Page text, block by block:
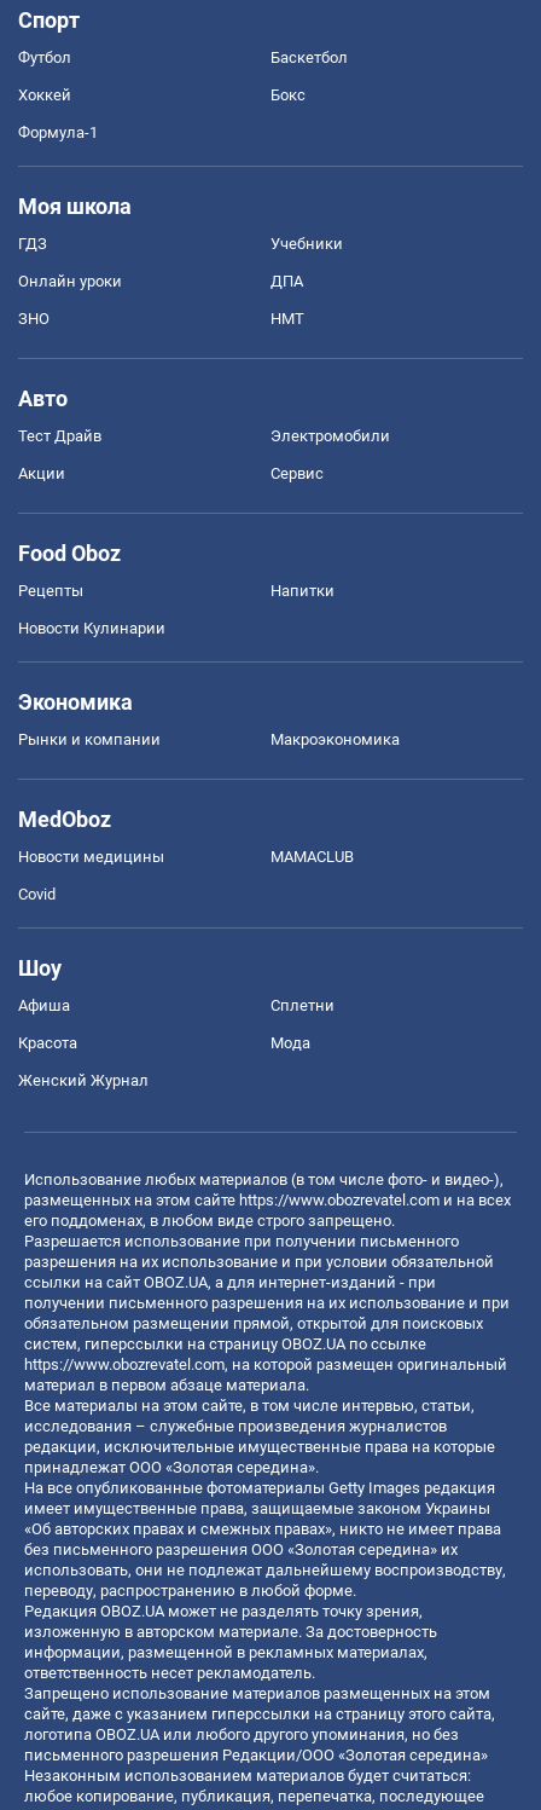
Спорт
Футбол Баскетбол
Хоккей Бокс
Формула-1
Моя школа
ГДЗ Учебники
Онлайн уроки ДПА
ЗНО НМТ
Авто
Тест Драйв Электромобили
Акции Сервис
Food Oboz
Рецепты Напитки
Новости Кулинарии
Экономика
Рынки и компании Mакроэкономика
MedOboz
Новости медицины MAMACLUB
Covid
Шоу
Афиша Сплетни
Красота Мода
Женский Журнал
Использование любых материалов (в том числе фото- и видео-),
размещенных на этом сайте https://www.obozrevatel.com и на всех
его поддоменах, в любом виде строго запрещено.
Разрешается использование при получении письменного
разрешения на их использование и при условии обязательной
ссылки на сайт OBOZ.UA, а для интернет-изданий - при
получении письменного разрешения на их использование и при
обязательном размещении прямой, открытой для поисковых
систем, гиперссылки на страницу OBOZ.UA по ссылке
https://www.obozrevatel.com, на которой размещен оригинальный
материал в первом абзаце материала.
Все материалы на этом сайте, в том числе интервью, статьи,
исследования – служебные произведения журналистов
редакции, исключительные имущественные права на которые
принадлежат ООО «Золотая середина».
На все опубликованные фотоматериалы Getty Images редакция
имеет имущественные права, защищаемые законом Украины
«Об авторских правах и смежных правах», никто не имеет права
без письменного разрешения ООО «Золотая середина» их
использовать, они не подлежат дальнейшему воспроизводству,
переводу, распространению в любой форме.
Редакция OBOZ.UA может не разделять точку зрения,
изложенную в авторском материале. За достоверность
информации, размещенной в рекламных материалах,
ответственность несет рекламодатель.
Запрещено использование материалов размещенных на этом
сайте, даже с указанием гиперссылки на страницу этого сайта,
логотипа OBOZ.UA или любого другого упоминания, но без
письменного разрешения Редакции/ООО «Золотая середина»
Незаконным использованием материалов будет считаться:
любое копирование, публикация, перепечатка, последующее